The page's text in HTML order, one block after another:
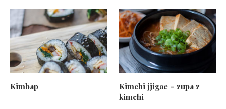
Kimbap
Kimchi jjigae – zupa z
kimchi